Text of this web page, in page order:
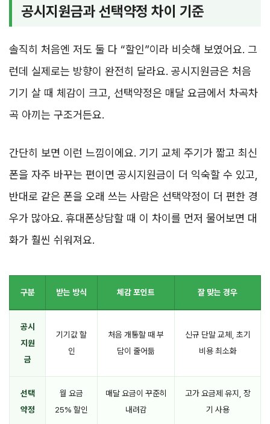
공시지원금과 선택약정 차이 기준
솔직히 처음엔 저도 둘 다 “할인”이라 비슷해 보였어요. 그
런데 실제로는 방향이 완전히 달라요. 공시지원금은 처음
기기 살 때 체감이 크고, 선택약정은 매달 요금에서 차곡차
곡 아끼는 구조거든요.
간단히 보면 이런 느낌이에요. 기기 교체 주기가 짧고 최신
폰을 자주 바꾸는 편이면 공시지원금이 더 익숙할 수 있고,
반대로 같은 폰을 오래 쓰는 사람은 선택약정이 더 편한 경
우가 많아요. 휴대폰상담할 때 이 차이를 먼저 물어보면 대
화가 훨씬 쉬워져요.
구분 받는 방식 체감 포인트 잘 맞는 경우
공시
지원
금
기기값 할
인
처음 개통할 때 부
담이 줄어듦
신규 단말 교체, 초기
비용 최소화
선택
약정
월 요금
25% 할인
매달 요금이 꾸준히
내려감
고가 요금제 유지, 장
기 사용